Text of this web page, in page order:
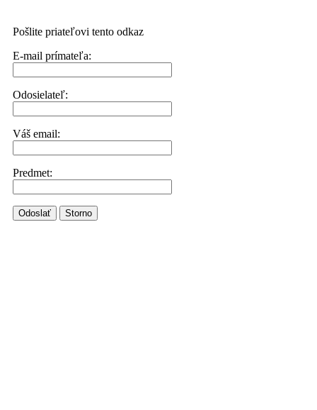
Pošlite priateľovi tento odkaz
E-mail prímateľa:
Odosielateľ:
Váš email:
Predmet:
Odoslať Storno